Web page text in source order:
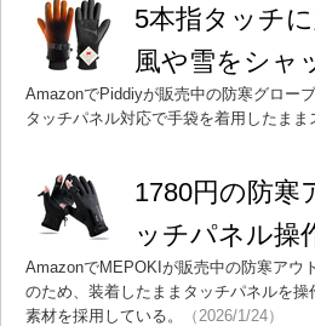
5本指タッチ
風や雪をシャ
AmazonでPiddiyが販売中の防寒グロー
タッチパネル対応で手袋を着用したま
1780円の防
ッチパネル操
AmazonでMEPOKIが販売中の防寒アウ
のため、装着したままタッチパネルを
素材を採用している。
（2026/1/24）